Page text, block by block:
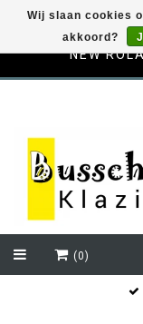
NEW
(0)
Wij slaan cookies
akkoord?